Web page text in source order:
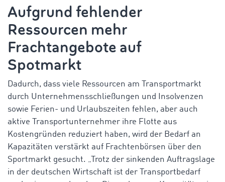
Aufgrund fehlender
Ressourcen mehr
Frachtangebote auf
Spotmarkt
Dadurch, dass viele Ressourcen am Transportmarkt
durch Unternehmensschließungen und Insolvenzen
sowie Ferien- und Urlaubszeiten fehlen, aber auch
aktive Transportunternehmer ihre Flotte aus
Kostengründen reduziert haben, wird der Bedarf an
Kapazitäten verstärkt auf Frachtenbörsen über den
Sportmarkt gesucht. „Trotz der sinkenden Auftragslage
in der deutschen Wirtschaft ist der Transportbedarf